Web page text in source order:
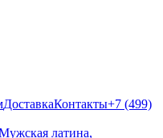
ДоставкаКонтакты+7 (499)
латина,